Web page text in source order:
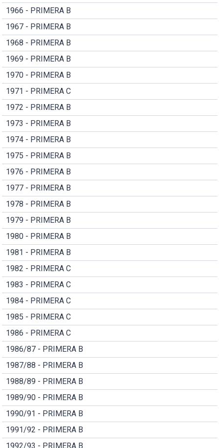
1966 - PRIMERA B
1967 - PRIMERA B
1968 - PRIMERA B
1969 - PRIMERA B
1970 - PRIMERA B
1971 - PRIMERA C
1972 - PRIMERA B
1973 - PRIMERA B
1974 - PRIMERA B
1975 - PRIMERA B
1976 - PRIMERA B
1977 - PRIMERA B
1978 - PRIMERA B
1979 - PRIMERA B
1980 - PRIMERA B
1981 - PRIMERA B
1982 - PRIMERA C
1983 - PRIMERA C
1984 - PRIMERA C
1985 - PRIMERA C
1986 - PRIMERA C
1986/87 - PRIMERA B
1987/88 - PRIMERA B
1988/89 - PRIMERA B
1989/90 - PRIMERA B
1990/91 - PRIMERA B
1991/92 - PRIMERA B
1992/93 - PRIMERA B